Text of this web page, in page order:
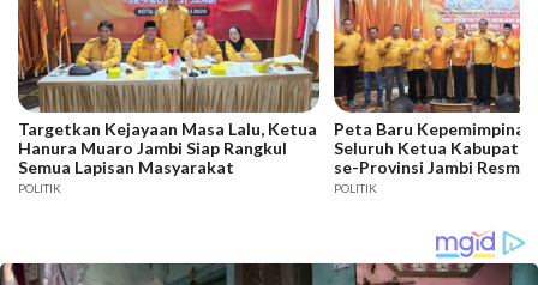
Targetkan Kejayaan Masa Lalu, Ketua
Hanura Muaro Jambi Siap Rangkul
Semua Lapisan Masyarakat
POLITIK
Peta Baru Kepemimpinan
Seluruh Ketua
se-Provinsi Jambi Resmi
POLITIK